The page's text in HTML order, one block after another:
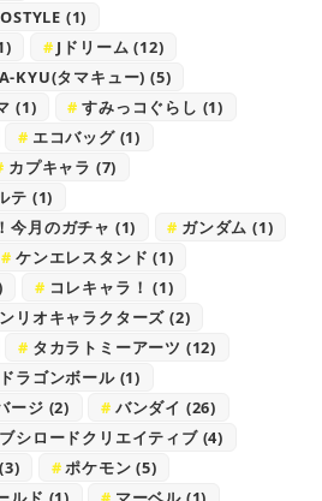
(1)
Jドリーム (12)
KYU(タマキュー) (5)
(1) すみっコぐらし (1)
エコバッグ(1)
カプキャラ (7)
テ (1)
今月のガチャ (1) ガンダム (1)
ケンエレスタンド (1)
コレキャラ！ (1)
リオキャラクターズ (2)
タカラトミーアーツ (12)
ドラゴンボール(1)
ージ (2) バンダイ (26)
ブシロードクリエイティブ(4)
(3) ポケモン (5)